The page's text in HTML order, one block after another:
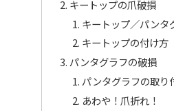
キートップの爪破損
キートップ／パンタ
キートップの付け方
パンタグラフの破損
パンタグラフの取り
あわや！爪折れ！